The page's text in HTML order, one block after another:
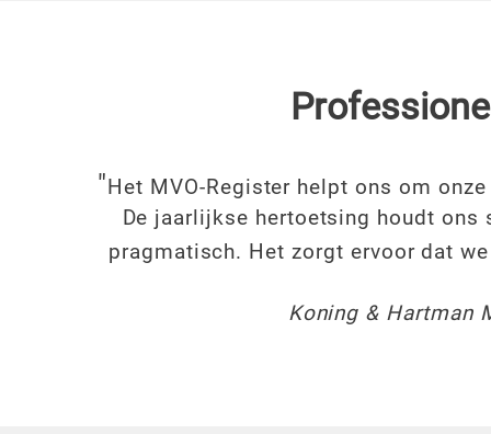
"Het MVO-Register helpt ons om
De jaarlijkse hertoetsing houdt
pragmatisch. Het zorgt ervoor dat
Koning & Hartman